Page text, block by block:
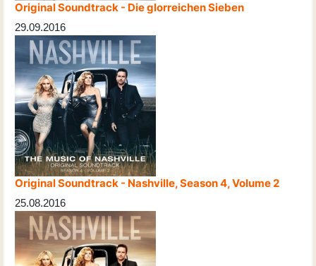
Original Soundtrack - Die glorreichen Sieben
29.09.2016
Original Soundtrack - Nashville, Season 4, Volume 2
25.08.2016